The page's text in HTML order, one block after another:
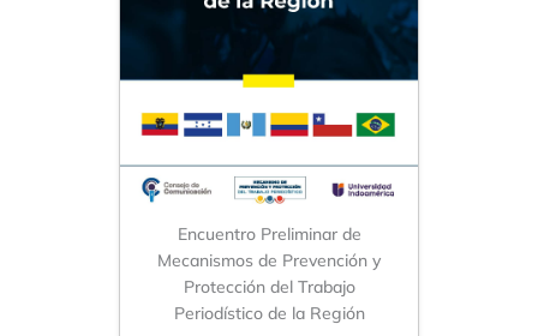
Encuentro Preliminar de
Mecanismos de Prevención y
Protección del Trabajo
Periodístico de la Región